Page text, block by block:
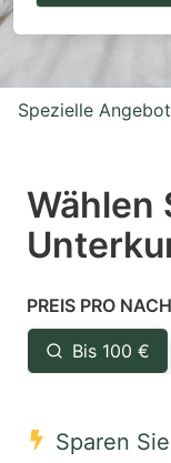
to
with
the
select
a
Press
the
question
key
Spezielle
Wählen
PREIS PRO
Bis 100 €
Sparen